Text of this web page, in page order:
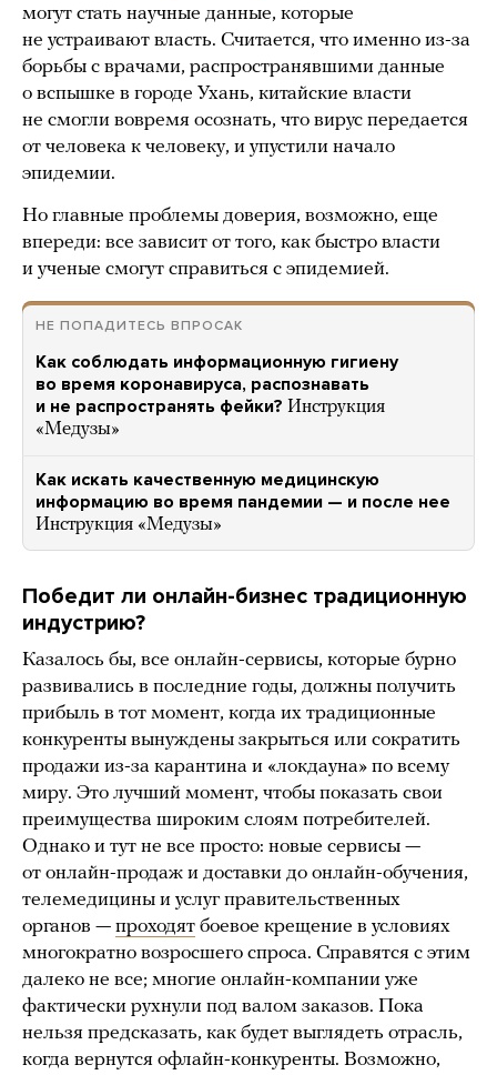
могут стать научные данные, которые
не устраивают власть. Считается, что именно из-за
борьбы с врачами, распространявшими данные
о вспышке в городе Ухань, китайские власти
не смогли вовремя осознать, что вирус передается
от человека к человеку, и упустили начало
эпидемии.
Но главные проблемы доверия, возможно, еще
впереди: все зависит от того, как быстро власти
и ученые смогут справиться с эпидемией.
НЕ ПОПАДИТЕСЬ ВПРОСАК
Как соблюдать информационную гигиену
во время коронавируса, распознавать
и не распространять фейки? Инструкция
«Медузы»
Как искать качественную медицинскую
информацию во время пандемии — и после нее
Инструкция «Медузы»
Победит ли онлайн-бизнес традиционную
индустрию?
Казалось бы, все онлайн-сервисы, которые бурно
развивались в последние годы, должны получить
прибыль в тот момент, когда их традиционные
конкуренты вынуждены закрыться или сократить
продажи из-за карантина и «локдауна» по всему
миру. Это лучший момент, чтобы показать свои
преимущества широким слоям потребителей.
Однако и тут не все просто: новые сервисы —
от онлайн-продаж и доставки до онлайн-обучения,
телемедицины и услуг правительственных
органов — проходят боевое крещение в условиях
многократно возросшего спроса. Справятся с этим
далеко не все; многие онлайн-компании уже
фактически рухнули под валом заказов. Пока
нельзя предсказать, как будет выглядеть отрасль,
когда вернутся офлайн-конкуренты. Возможно,